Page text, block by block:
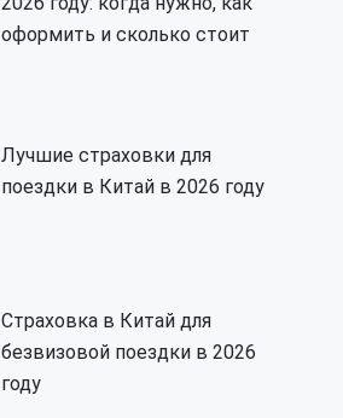
оформить и сколько стоит
Лучшие страховки для
поездки в Китай в 2026 году
Страховка в Китай для
безвизовой поездки в 2026
году